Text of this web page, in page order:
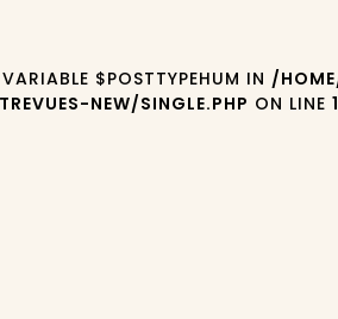
$POSTTYPEHUM IN /
NEW/SINGLE.PHP ON LINE